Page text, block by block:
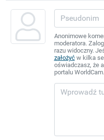
Anonimowe
moderatora.
razu widoczny.
założyćw kilka
oświadczasz, że
portalu WorldCam.